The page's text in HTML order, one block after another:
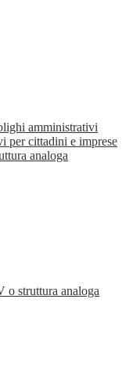
amministrativi
per cittadini e imprese
analoga
o struttura analoga